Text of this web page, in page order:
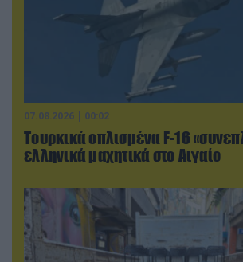
07.08.2026 | 00:02
Τουρκικά οπλισμένα F-16
ελληνικά μαχητικά στο Αιγαίο